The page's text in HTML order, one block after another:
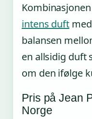
intens duftmed
balansen
en allsidig duft
om den ifølge
Pris på Jean
Norge